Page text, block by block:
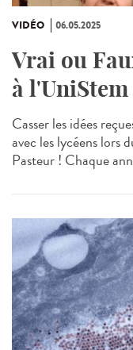
VIDÉO 06.05.2025
Vrai ou
à l'UniStem
Casser les idées
avec les lycéens lors
Pasteur ! Chaque